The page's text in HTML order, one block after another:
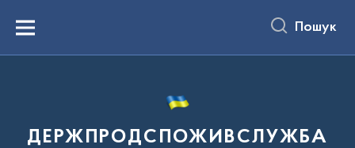
вмістуMenu Пошук
ДЕРЖПРОДСПОЖИВСЛУЖБА